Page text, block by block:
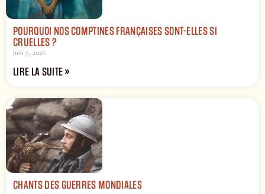
POURQUOI NOS COMPTINES FRANÇAISES SONT-ELLES SI
CRUELLES ?
juin 7, 2026
LIRE LA SUITE »
CHANTS DES GUERRES MONDIALES